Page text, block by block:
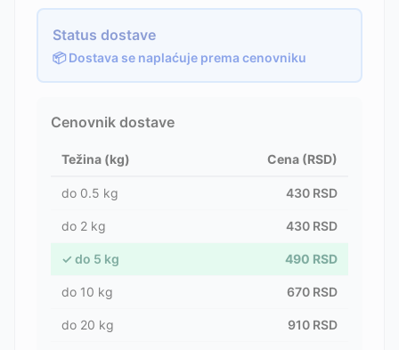
Status dostave
📦 Dostava se naplaćuje prema cenovniku
Cenovnik dostave
Težina (kg) Cena (RSD)
do 0.5 kg 430 RSD
do 2 kg 430 RSD
✓ do 5 kg 490 RSD
do 10 kg 670 RSD
do 20 kg 910 RSD